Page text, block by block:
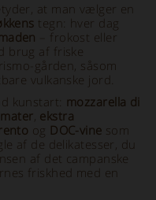
at man vælger en
tegn: hver dag
– frokost eller
brug af friske
gården, såsom
vulkanske jord.
kunstart: mozzarella di
, ekstra
og DOC-vine som
af de delikatesser, du
af det campanske
friskhed med en